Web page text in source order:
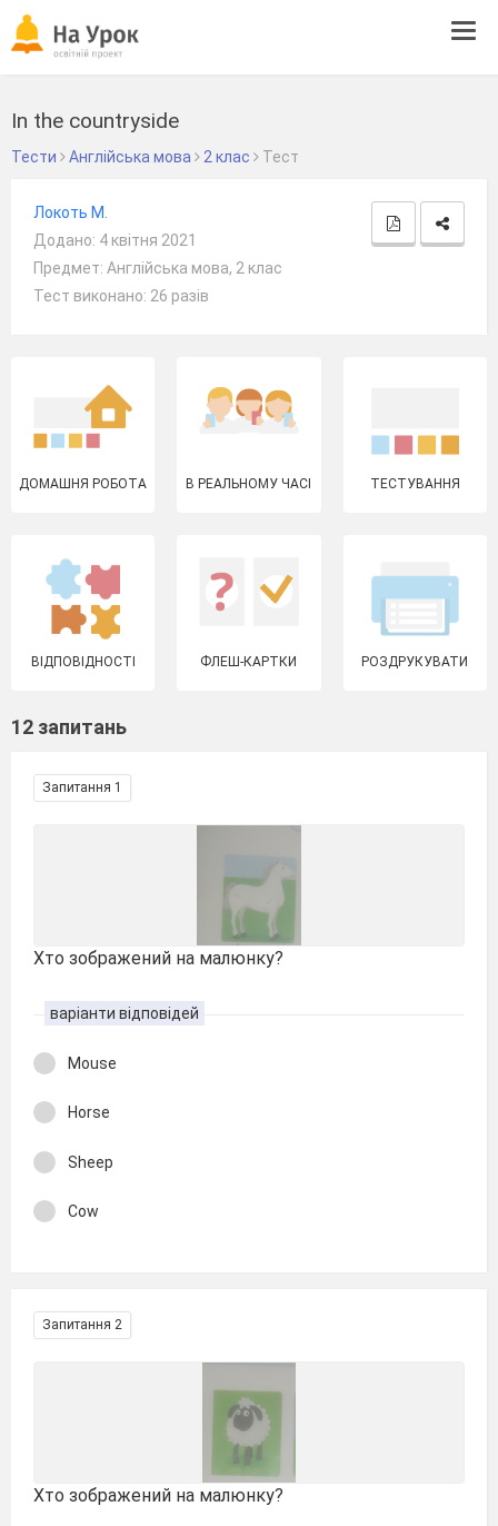
In the countryside
Тести Англійська мова 2 клас Тест
Локоть М.
Додано: 4 квітня 2021
Предмет: Англійська мова, 2 клас
Тест виконано: 26 разів
ДОМАШНЯ РОБОТА В РЕАЛЬНОМУ ЧАСІ ТЕСТУВАННЯ
ВІДПОВІДНОСТІ ФЛЕШ-КАРТКИ РОЗДРУКУВАТИ
12 запитань
Запитання 1
Хто зображений на малюнку?
варіанти відповідей
Mouse
Horse
Sheep
Cow
Запитання 2
Хто зображений на малюнку?